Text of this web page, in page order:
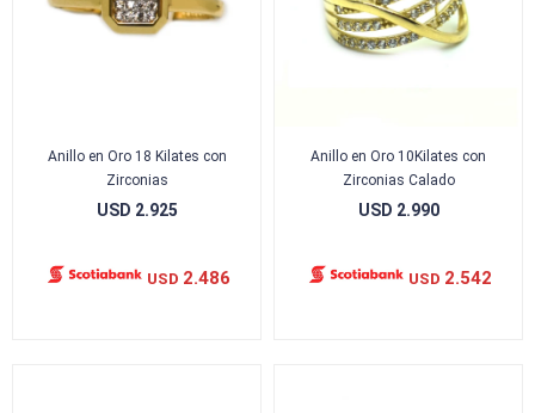
Anillo en Oro 18 Kilates con
Zirconias
USD 2.925
USD 2.486
Anillo en Oro 10Kilates con
Zirconias Calado
USD 2.990
USD 2.542